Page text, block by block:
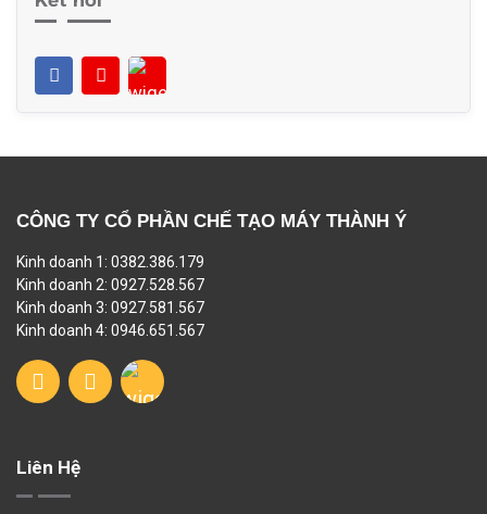
CÔNG TY CỔ PHẦN CHẾ TẠO MÁY THÀNH Ý
Kinh doanh 1: 0382.386.179
Kinh doanh 2: 0927.528.567
Kinh doanh 3: 0927.581.567
Kinh doanh 4: 0946.651.567
Liên Hệ